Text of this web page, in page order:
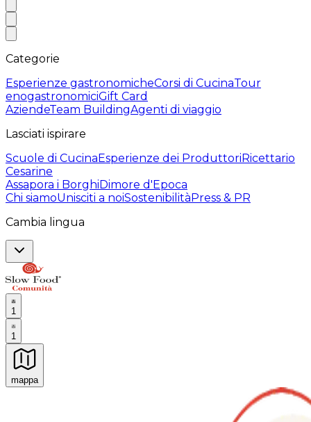
Categorie
Esperienze gastronomicheCorsi di CucinaTour
enogastronomiciGift Card
AziendeTeam BuildingAgenti di viaggio
Lasciati ispirare
Scuole di CucinaEsperienze dei ProduttoriRicettario
Cesarine
Assapora i BorghiDimore d'Epoca
Chi siamoUnisciti a noiSostenibilitàPress & PR
Cambia lingua
1
1
mappa
Esperienze culinarie indimenticabili: Esperienze